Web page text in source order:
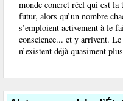
monde concret réel qui est la
futur, alors qu’un nombre
s’emploient activement à le
conscience... et y arrivent.
n’existent déjà quasiment